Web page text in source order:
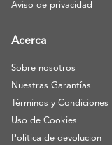
Aviso de privacidad
Acerca
Sobre nosotros
Nuestras Garantías
Términos y Condiciones
Uso de Cookies
Politica de devolucion